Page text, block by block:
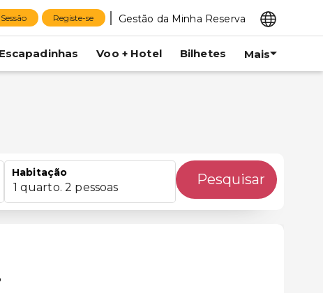
Registe-se Gestão da Minha Reserva
Escapadinhas Voo + Hotel Bilhetes Mais
Habitação
1 quarto. 2 pessoas Pesquisar